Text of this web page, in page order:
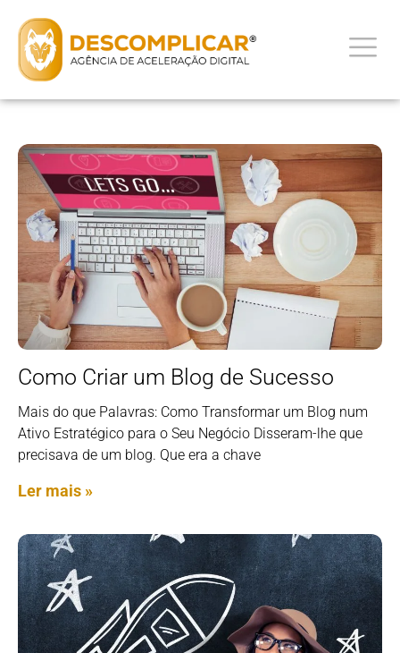
Como Criar um Blog de Sucesso
Mais do que Palavras: Como Transformar um Blog num
Ativo Estratégico para o Seu Negócio Disseram-lhe que
precisava de um blog. Que era a chave
Ler mais »